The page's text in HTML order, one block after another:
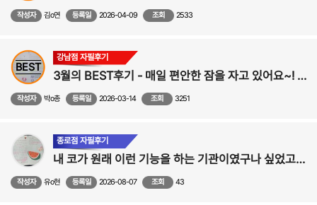
작성자 김o연 등록일 2026-04-09 조회 2533
BEST
강남점 자필후기
3월의 BEST후기 - 매일 편안한 잠을 자고 있어요~! ><
작성자 박o총 등록일 2026-03-14 조회 3251
종로점 자필후기
내 코가 원래 이런 기능을 하는 기관이였구나 싶었고 코양도 아주 마음에 들어요! - 코성형,비중격만곡증,비염 수술후기
작성자 유o현 등록일 2026-08-07 조회 43